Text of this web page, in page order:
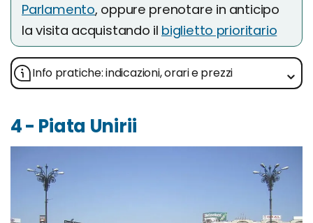
Parlamento, oppure prenotare in anticipo
la visita acquistando il biglietto prioritario
Info pratiche: indicazioni, orari e prezzi
4 - Piata Unirii